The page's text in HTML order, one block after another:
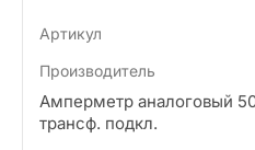
Артикул
Производитель
Амперметр аналоговый
трансф. подкл.